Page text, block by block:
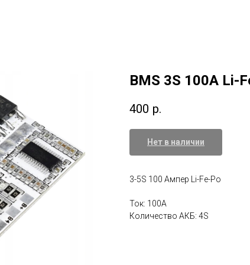
BMS 3S 100A Li-
400 р.
Нет в наличии
3-5S 100 Ампер Li-Fe-Po
Ток: 100А
Количество АКБ: 4S